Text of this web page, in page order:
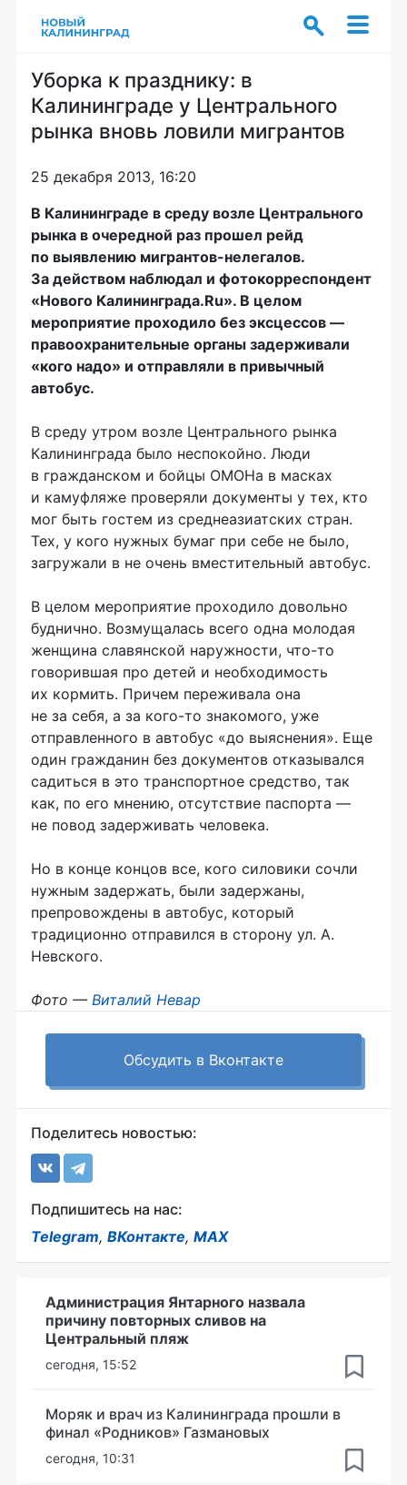
Уборка к празднику: в
Калининграде у Центрального
рынка вновь ловили мигрантов
25 декабря 2013, 16:20
В Калининграде в среду возле Центрального
рынка в очередной раз прошел рейд
по выявлению мигрантов-нелегалов.
За действом наблюдал и фотокорреспондент
«Нового Калининграда.Ru». В целом
мероприятие проходило без эксцессов —
правоохранительные органы задерживали
«кого надо» и отправляли в привычный
автобус.
В среду утром возле Центрального рынка
Калининграда было неспокойно. Люди
в гражданском и бойцы ОМОНа в масках
и камуфляже проверяли документы у тех, кто
мог быть гостем из среднеазиатских стран.
Тех, у кого нужных бумаг при себе не было,
загружали в не очень вместительный автобус.
В целом мероприятие проходило довольно
буднично. Возмущалась всего одна молодая
женщина славянской наружности, что-то
говорившая про детей и необходимость
их кормить. Причем переживала она
не за себя, а за кого-то знакомого, уже
отправленного в автобус «до выяснения». Еще
один гражданин без документов отказывался
садиться в это транспортное средство, так
как, по его мнению, отсутствие паспорта —
не повод задерживать человека.
Но в конце концов все, кого силовики сочли
нужным задержать, были задержаны,
препровождены в автобус, который
традиционно отправился в сторону ул. А.
Невского.
Фото — Виталий Невар
Обсудить в Вконтакте
Поделитесь новостью:
Подпишитесь на нас:
Telegram, ВКонтакте, MAX
Администрация Янтарного назвала
причину повторных сливов на
Центральный пляж
сегодня, 15:52
Моряк и врач из Калининграда прошли в
финал «Родников» Газмановых
сегодня, 10:31